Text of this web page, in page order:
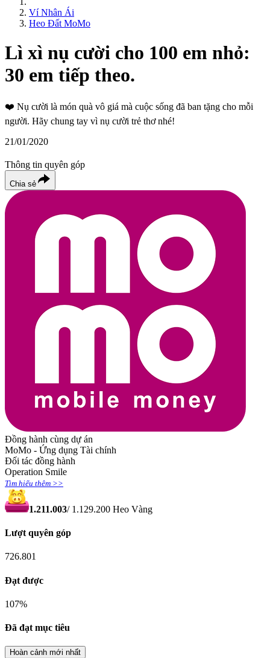
Ví Nhân Ái
Heo Đất MoMo
Lì xì nụ cười cho 100 em nhỏ:
30 em tiếp theo.
❤️ Nụ cười là món quà vô giá mà cuộc sống đã ban tặng cho mỗi
người. Hãy chung tay vì nụ cười trẻ thơ nhé!
21/01/2020
Thông tin quyên góp
Chia sẻ
Đồng hành cùng dự án
MoMo - Ứng dụng Tài chính
Đối tác đồng hành
Operation Smile
Tìm hiểu thêm >>
1.211.003/ 1.129.200 Heo Vàng
Lượt quyên góp
726.801
Đạt được
107%
Đã đạt mục tiêu
Hoàn cảnh mới nhất